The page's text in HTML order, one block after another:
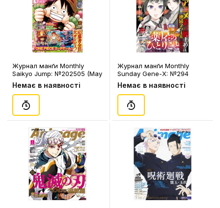
Журнал манґи Monthly
Saikyo Jump: №202505 (May
2025) (Japanese Edition),
(110552)
Немає в наявності
Журнал манґи Monthly
Sunday Gene-X: №294
(January 2025) (Japanese
Edition), (250158)
Немає в наявності